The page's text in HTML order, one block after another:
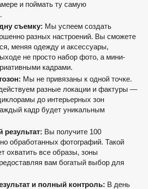
и поймать ту самую
съемку: Мы успеем создать
разных настроений. Вы сможете
меняя одежду и аксессуары,
не просто набор фото, а мини-
кадрами.
Мы не привязаны к одной точке.
разные локации и фактуры —
до интерьерных зон
кадр будет уникальным
Вы получите 100
обработанных фотографий. Такой
охватить все образы, зоны
вам богатый выбор для
и полный контроль: В день